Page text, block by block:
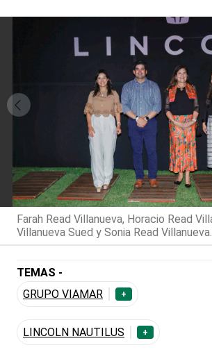
Farah Read Villanueva, Horacio Read
Villanueva Sued y Sonia Read Villanueva.
TEMAS -
GRUPO VIAMAR
+
LINCOLN NAUTILUS +